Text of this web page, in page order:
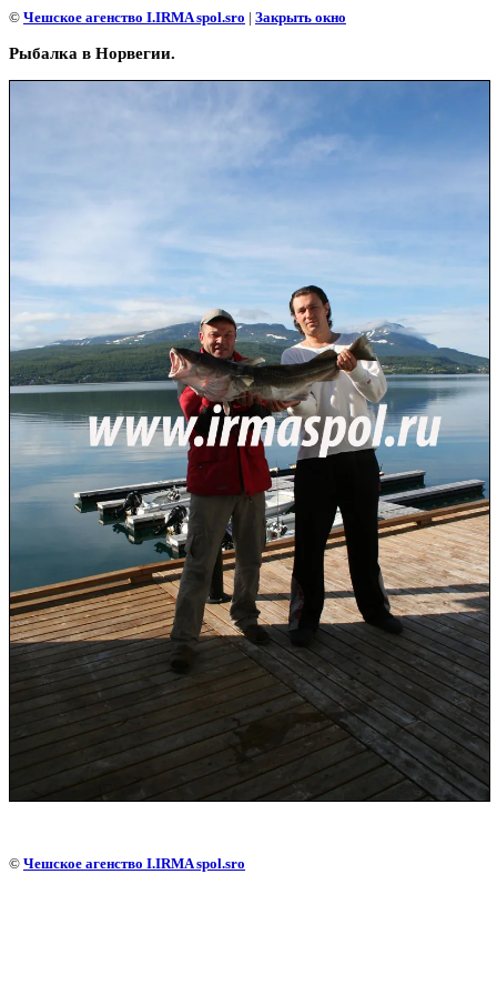
© Чешское агенство I.IRMA spol.sro | Закрыть окно
Рыбалка в Норвегии.
© Чешское агенство I.IRMA spol.sro